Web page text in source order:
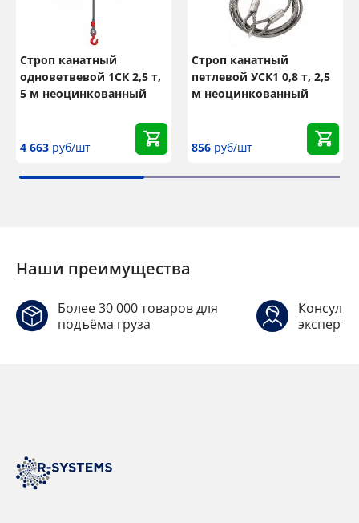
Строп канатный
одноветвевой 1СК 2,5 т,
5 м неоцинкованный
4 663 руб/шт
Строп канатный
петлевой УСК1 0,8 т, 2,5
м неоцинкованный
856 руб/шт
Наши преимущества
Более 30 000 товаров для
подъёма груза